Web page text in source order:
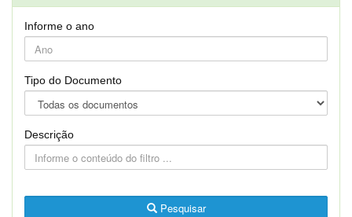
Informe o ano
Tipo do Documento
Descrição
Pesquisar